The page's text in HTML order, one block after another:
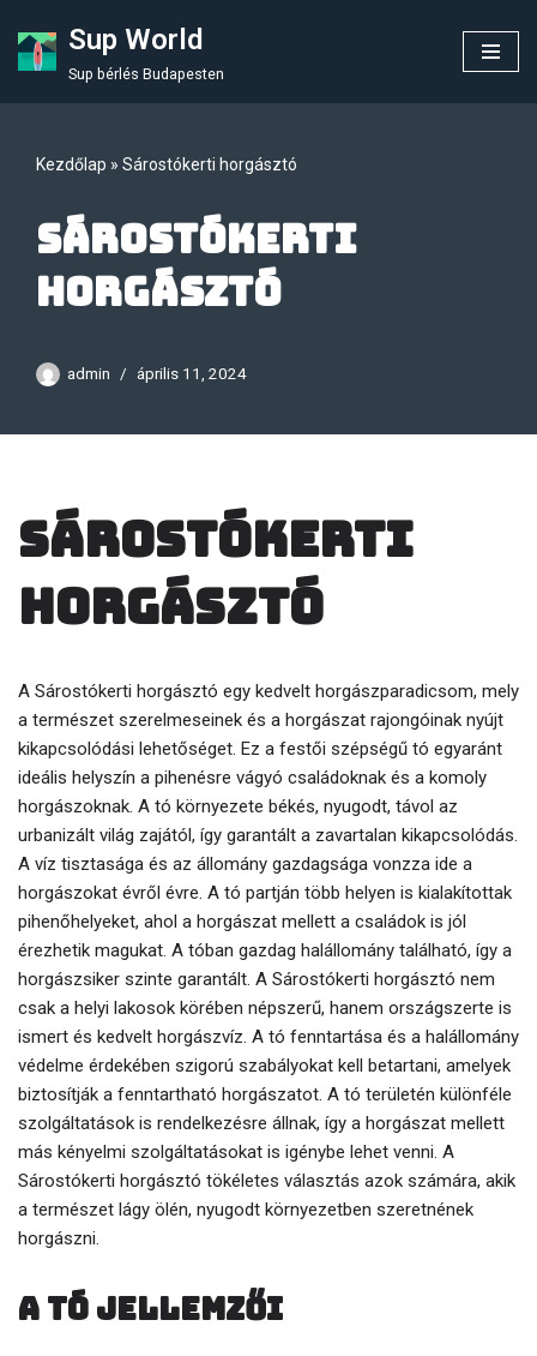
Skip
Sup World
Sup bérlés Budapesten
Kezdőlap » Sárostókerti horgásztó
Sárostókerti
horgásztó
admin április 11, 2024
Sárostókerti
horgásztó
A Sárostókerti horgásztó egy kedvelt horgászparadicsom, mely
a természet szerelmeseinek és a horgászat rajongóinak nyújt
kikapcsolódási lehetőséget. Ez a festői szépségű tó egyaránt
ideális helyszín a pihenésre vágyó családoknak és a komoly
horgászoknak. A tó környezete békés, nyugodt, távol az
urbanizált világ zajától, így garantált a zavartalan kikapcsolódás.
A víz tisztasága és az állomány gazdagsága vonzza ide a
horgászokat évről évre. A tó partján több helyen is kialakítottak
pihenőhelyeket, ahol a horgászat mellett a családok is jól
érezhetik magukat. A tóban gazdag halállomány található, így a
horgászsiker szinte garantált. A Sárostókerti horgásztó nem
csak a helyi lakosok körében népszerű, hanem országszerte is
ismert és kedvelt horgászvíz. A tó fenntartása és a halállomány
védelme érdekében szigorú szabályokat kell betartani, amelyek
biztosítják a fenntartható horgászatot. A tó területén különféle
szolgáltatások is rendelkezésre állnak, így a horgászat mellett
más kényelmi szolgáltatásokat is igénybe lehet venni. A
Sárostókerti horgásztó tökéletes választás azok számára, akik
a természet lágy ölén, nyugodt környezetben szeretnének
horgászni.
A tó jellemzői